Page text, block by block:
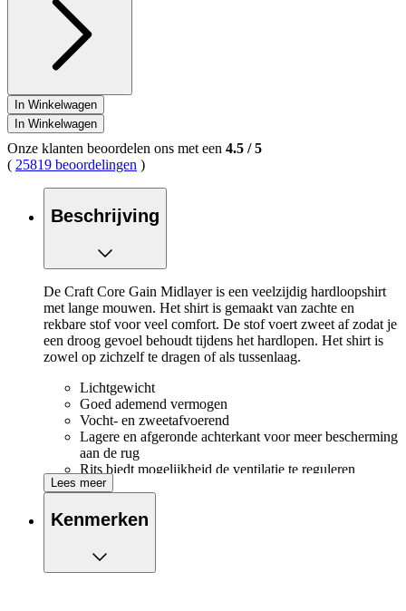
In Winkelwagen
In Winkelwagen
Onze klanten beoordelen ons met een 4.5 /5
( 25819 beoordelingen )
Beschrijving
De Craft Core Gain Midlayer is een veelzijdig hardloopshirt
met lange mouwen. Het shirt is gemaakt van zachte en
rekbare stof voor veel comfort. De stof voert zweet af zodat je
een droog gevoel behoudt tijdens het hardlopen. Het shirt is
zowel op zichzelf te dragen of als tussenlaag.
Lichtgewicht
Goed ademend vermogen
Vocht- en zweetafvoerend
Lagere en afgeronde achterkant voor meer bescherming
aan de rug
Rits biedt mogelijkheid de ventilatie te reguleren
Geborstelde binnenkant voor meer warmte en comfort
Lees meer
Kenmerken